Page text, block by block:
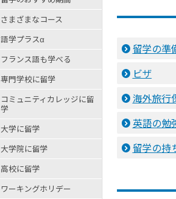
留学の準
ビザ
海外旅行
英語の勉
留学の持
さまざまなコース
語学プラスα
フランス語も学べる
専門学校に留学
コミュニティカレッジに留
学
大学に留学
大学院に留学
高校に留学
ワーキングホリデー